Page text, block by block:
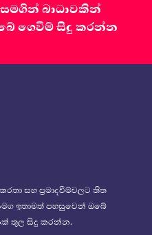
බාධාවකින්
ගෙවීම් සිදු කරන්න
සහ ප්‍රමාදවීම්වලට තිත
ඉතාමත් පහසුවෙන් ඔබේ
තුල සිදු කරන්න.